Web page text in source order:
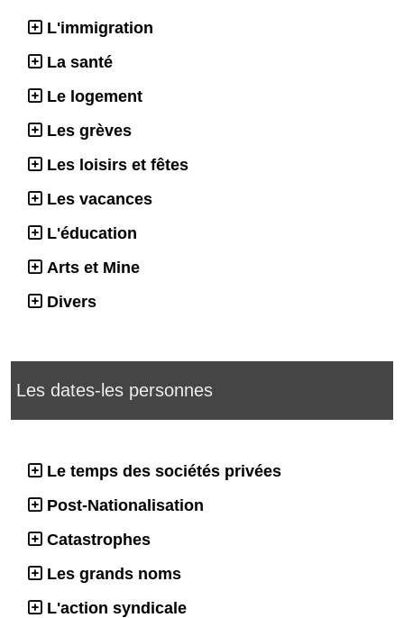
L'immigration
La santé
Le logement
Les grèves
Les loisirs et fêtes
Les vacances
L'éducation
Arts et Mine
Divers
Les dates-les personnes
Le temps des sociétés privées
Post-Nationalisation
Catastrophes
Les grands noms
L'action syndicale